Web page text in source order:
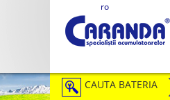
ro
CAUTA BATERIA